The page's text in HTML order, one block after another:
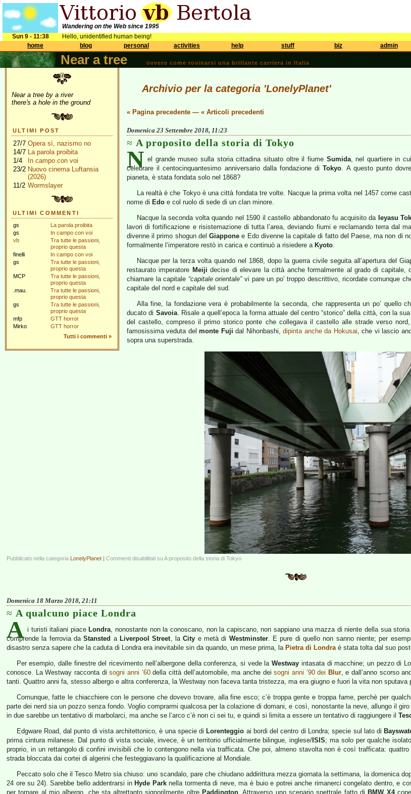
Wandering on the Web since 1995
Sun 9 - 11:38
Hello, unidentified human being!
home
blog personal activities help stuff biz admin
Near a tree ovvero come rovinarsi una brillante carriera in Italia
Near a tree by a river
there's a hole in the ground
ULTIMI POST
27/7 Opera sì, nazismo no
14/7 La parola proibita
1/4
In campo con voi
23/2 Nuovo cinema Luftansia
(2026)
11/2 Wormslayer
ULTIMI COMMENTI
gs
La parola proibita
gs
In campo con voi
vb
Tra tutte le passioni,
proprio questa
finelli
In campo con voi
gs
Tra tutte le passioni,
proprio questa
MCP
Tra tutte le passioni,
proprio questa
.mau.
Tra tutte le passioni,
proprio questa
gs
Tra tutte le passioni,
proprio questa
mfp
GTT horror
Mirko
GTT horror
Tutti i commenti »
Archivio per la categoria 'LonelyPlanet'
« Pagina precedente — « Articoli precedenti
Domenica 23 Settembre 2018, 11:23
A proposito della storia di Tokyo
N el grande museo sulla storia cittadina situato oltre il fiume Sumida, nel quartiere in
celebrare il centocinquantesimo anniversario dalla fondazione diTokyo. A questo punto
pianeta, è stata fondata solo nel 1868?
La realtà è che Tokyo è una città fondata tre volte. Nacque la prima volta nel 1457 come
nome di Edo e col ruolo di sede di un clan minore.
Nacque la seconda volta quando nel 1590 il castello abbandonato fu acquisito da Ieyasu
lavori di fortificazione e risistemazione di tutta l’area, deviando fiumi e reclamando terra dal
divenne il primo shogun delGiappone e Edo divenne la capitale di fatto del Paese, ma non di
formalmente l’imperatore restò in carica e continuò a risiedere a Kyoto.
Nacque per la terza volta quando nel 1868, dopo la guerra civile seguita all’apertura del
restaurato imperatore Meiji decise di elevare la città anche formalmente al grado di capitale,
chiamare la capitale “capitale orientale”vi pare un po’ troppo descrittivo, ricordate comunque
capitale del nord e capitale del sud.
Alla fine, la fondazione vera è probabilmente la seconda, che rappresenta un po’ quello
ducato di Savoia. Risale a quell’epoca la forma attuale del centro “storico” della città, con la
del castello, compreso il primo storico ponte che collegava il castello alle strade verso
famosissima veduta delmonte Fuji dal Nihonbashi,dipinta anche da Hokusai, che vi lascio
sopra una superstrada.
Pubblicato nella categoria LonelyPlanet | Commenti disabilitati su A proposito della storia di Tokyo
Domenica 18 Marzo 2018, 21:11
A qualcuno piace Londra
A i turisti italiani piace Londra, nonostante non la conoscano, non la capiscano, non sappiano una mazza di niente della sua
comprende la ferrovia daStansted a Liverpool Street, laCity e metà di Westminster. E pure di quello non sanno niente; per
disastro senza sapere che la caduta di Londra era inevitabile sin da quando, un mese prima, la Pietra di Londraè stata tolta dal suo
Per esempio, dalle finestre del ricevimento nell’albergone della conferenza, si vede laWestway intasata di macchine; un pezzo di
conosce. La Westway racconta disogni anni ’60della città dell’automobile, ma anche deisogni anni ’90 dei Blur, e dall’anno scorso
tanti. Quattro anni fa, stesso albergo e altra conferenza, la Westway non faceva tanta tristezza, ma era giugno e fuori la vita non sputava
Comunque, fatte le chiacchiere con le persone che dovevo trovare, alla fine esco; c’è troppa gente e troppa fame, perchè per
parte dei nerd sia un pozzo senza fondo. Voglio comprarmi qualcosa per la colazione di domani, e così, nonostante la neve, allungo il giro
in due sarebbe un tentativo di marbolarci, ma anche se l’arco c’è non ci sei tu, e quindi si limita a essere un tentativo di raggiungere il
Edgware Road, dal punto di vista architettonico, è una specie di Lorenteggio ai bordi del centro di Londra; specie sul lato di
prima cintura milanese. Dal punto di vista sociale, invece, è un territorio ufficialmente bilingue, inglese/ ISIS; ma solo per qualche
proprio, in un rettangolo di confini invisibili che lo contengono nella via trafficata. Che poi, almeno stavolta non è così trafficata:
strada bloccata dai cortei di algerini che festeggiavano la qualificazione al Mondiale.
Peccato solo che il Tesco Metro sia chiuso: uno scandalo, pare che chiudano addirittura mezza giornata la settimana, la domenica
24 ore su 24). Sarebbe bello addentrarsi in Hyde Parknella tormenta di neve, ma è buio e potrei anche rimanerci congelato dentro, e
per tornare al mio albergo, che sta altrettanto signorilmente oltre Paddington. Attraverso uno scenario spettrale fatto di BMW X4